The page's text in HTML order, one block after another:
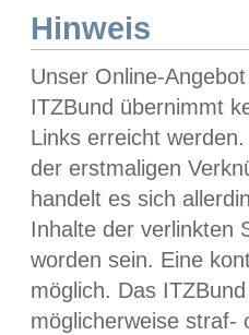
Hinweis
Unser Online-
ITZBund übernimmt
Links erreicht
der erstmaligen
handelt es sich
Inhalte der verlinkten
worden sein. Eine
möglich. Das
möglicherweise straf-